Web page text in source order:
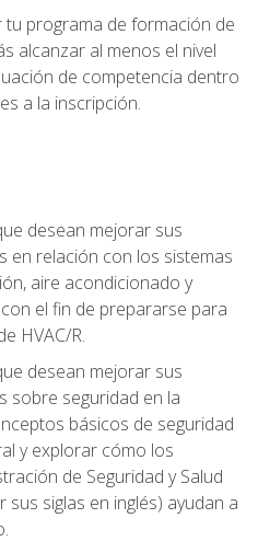
programa de formación de
alcanzar al menos el nivel
de competencia dentro
a la inscripción.
desean mejorar sus
en relación con los sistemas
aire acondicionado y
el fin de prepararse para
HVAC/R.
desean mejorar sus
sobre seguridad en la
básicos de seguridad
y explorar cómo los
de Seguridad y Salud
sus siglas en inglés) ayudan a